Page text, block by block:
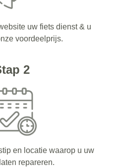
uw fiets dienst & u
voordeelprijs.
2
en locatie waarop u uw
repareren.